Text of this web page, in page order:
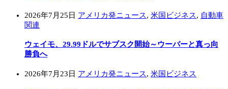
2026年7月25日 アメリカ発ニュース, 米国ビジネス, 自動車
関連
ウェイモ、29.99ドルでサブスク開始～ウーバーと真っ向
勝負へ
2026年7月23日 アメリカ発ニュース, 米国ビジネス